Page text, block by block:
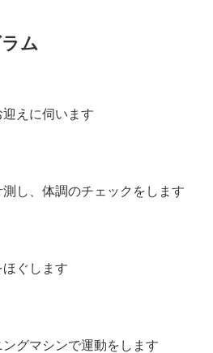
ム
えに伺います
し、体調のチェックをします
ぐします
グマシンで運動をします